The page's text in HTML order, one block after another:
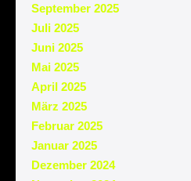
September 2025
Juli 2025
Juni 2025
Mai 2025
April 2025
März 2025
Februar 2025
Januar 2025
Dezember 2024